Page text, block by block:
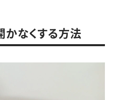
かなくする方法